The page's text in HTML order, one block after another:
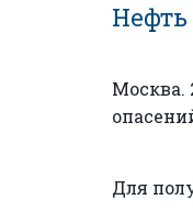
Нефть
Москва.
Для